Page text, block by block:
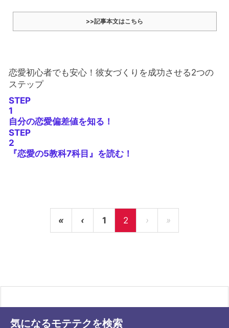
>>記事本文はこちら
恋愛初心者でも安心！彼女づくりを成功させる2つの
ステップ
STEP
1
自分の恋愛偏差値を知る！
STEP
2
『恋愛の5教科7科目』を読む！
« ‹ 1 2 › »
気になるモテテクを検索